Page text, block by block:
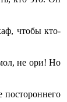
чтобы кто-
не ори! Но
постороннего